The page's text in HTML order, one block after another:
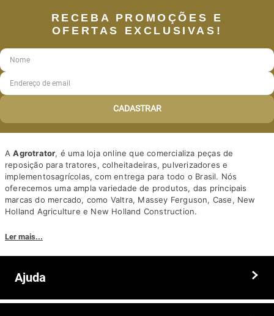
RECEBA PROMOÇÕES E
OFERTAS EXCLUSIVAS!
CADASTRAR
AAgrotrator, é uma loja online que comercializa peças de
reposição para tratores, colheitadeiras, pulverizadores e
implementosagrícolas, com entrega para todo o Brasil. Nós
oferecemos uma ampla variedade de produtos, das principais
marcas do mercado, como Valtra, Massey Ferguson, Case, New
Holland Agriculture e New Holland Construction.
competitivos. Nós também oferecemos um atendimento
personalizado, com equipe de profissionais altamente capacitados
Somos a solução ideal para quem busca peças e acessórios agrícolas
Ler mais...
Ajuda